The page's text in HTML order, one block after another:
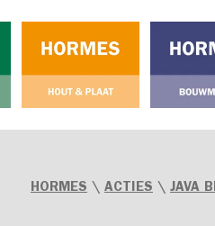
HORMES \ ACTIES \ JAVA